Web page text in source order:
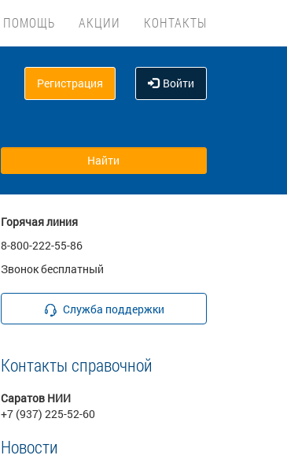
ПОМОЩЬ АКЦИИ КОНТАКТЫ
Регистрация Войти
Горячая линия
8-800-222-55-86
Звонок бесплатный
Служба поддержки
Контакты справочной
Саратов НИИ
+7 (937) 225-52-60
Новости